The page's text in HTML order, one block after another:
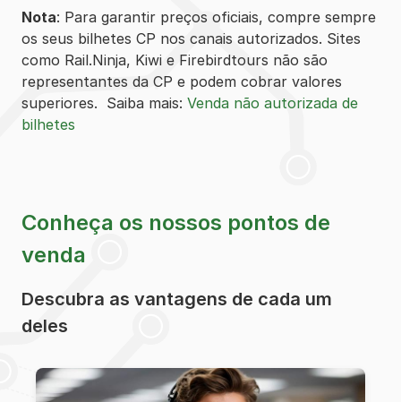
Nota: Para garantir preços oficiais, compre sempre
os seus bilhetes CP nos canais autorizados. Sites
como Rail.Ninja, Kiwi e Firebirdtours não são
representantes da CP e podem cobrar valores
superiores. Saiba mais: Venda não autorizada de
bilhetes
Conheça os nossos pontos de
venda
Descubra as vantagens de cada um
deles